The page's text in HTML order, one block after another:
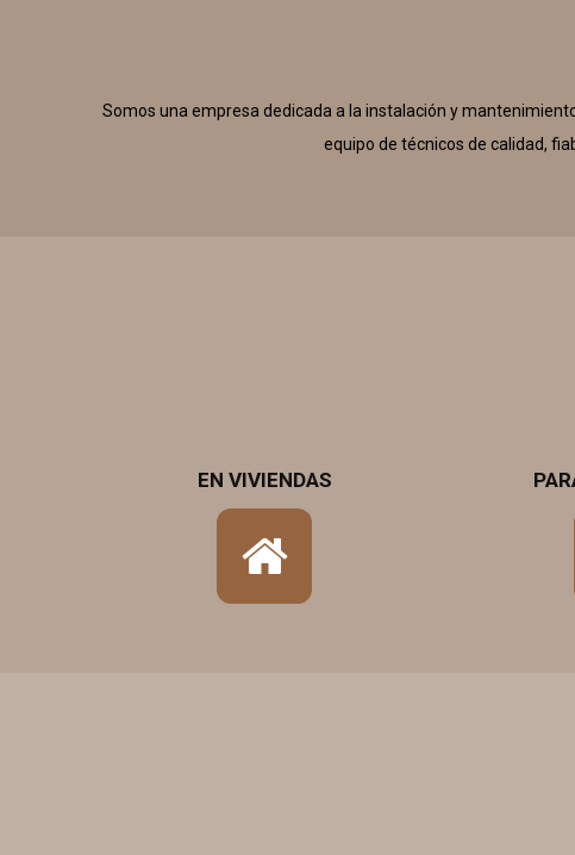
Somos una empresa dedicada a la instalación y
equipo de técnicos de calidad,
EN VIVIENDAS